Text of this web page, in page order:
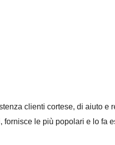
clienti cortese, di aiuto e
fornisce le più popolari e lo fa